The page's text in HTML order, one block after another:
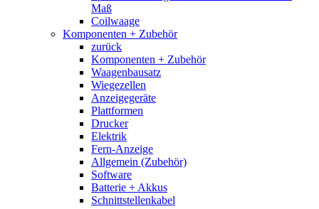
Maß
Coilwaage
Komponenten + Zubehör
zurück
Komponenten + Zubehör
Waagenbausatz
Wiegezellen
Anzeigegeräte
Plattformen
Drucker
Elektrik
Fern-Anzeige
Allgemein (Zubehör)
Software
Batterie + Akkus
Schnittstellenkabel